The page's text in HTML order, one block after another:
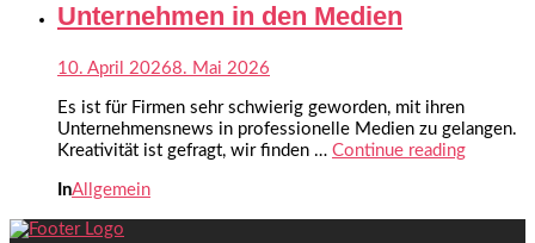
Unternehmen in den Medien
10. April 20268. Mai 2026
Es ist für Firmen sehr schwierig geworden, mit ihren
Unternehmensnews in professionelle Medien zu gelangen.
Kreativität ist gefragt, wir finden … Continue reading
InAllgemein